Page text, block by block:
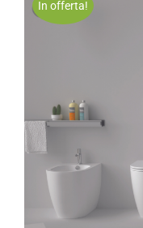
In offerta!